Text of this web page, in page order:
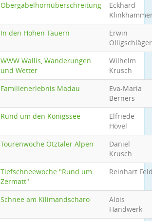
Obergabelhornüberschreitung
Eckhard
In den Hohen Tauern
Erwin
Olligschläger
WWW Wallis, Wanderungen
und Wetter
Wilhelm
Krusch
Familienerlebnis Madau
Eva-Maria
Berners
Rund um den Königssee
Elfriede
Hövel
Tourenwoche Ötztaler Alpen
Daniel
Krusch
Tiefschneewoche "Rund um
Zermatt"
Reinhart
Schnee am Kilimandscharo
Alois
Handwerk